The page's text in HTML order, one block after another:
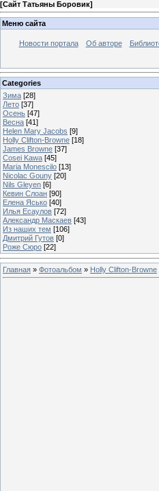
[Сайт Татьяны Боровик]
Меню сайта
Новости портала Об авторе
Categories
Зима [28]
Лето [37]
Осень [47]
Весна [41]
Helen Mary Jacobs [9]
Holly Clifton-Browne [18]
James Browne [37]
Cosei Kawa [45]
Maria Monescilo [13]
Nicolac Gouny [20]
Nils Gleyen [6]
Кевин Слоан [90]
Елена Ясько [40]
Илья Есаулов [72]
Александр Маскаев [43]
Из наших тем [106]
Дмитрий Гутов [0]
Роже Сюро [22]
Главная » Фотоальбом » Holly Clifton-Browne